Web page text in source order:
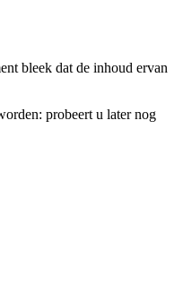
bleek dat de inhoud ervan
probeert u later nog